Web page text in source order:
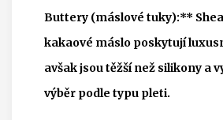
Buttery (máslové tuky):**
kakaové máslo poskytují
avšak jsou těžší než silikony a
výběr podle typu pleti.